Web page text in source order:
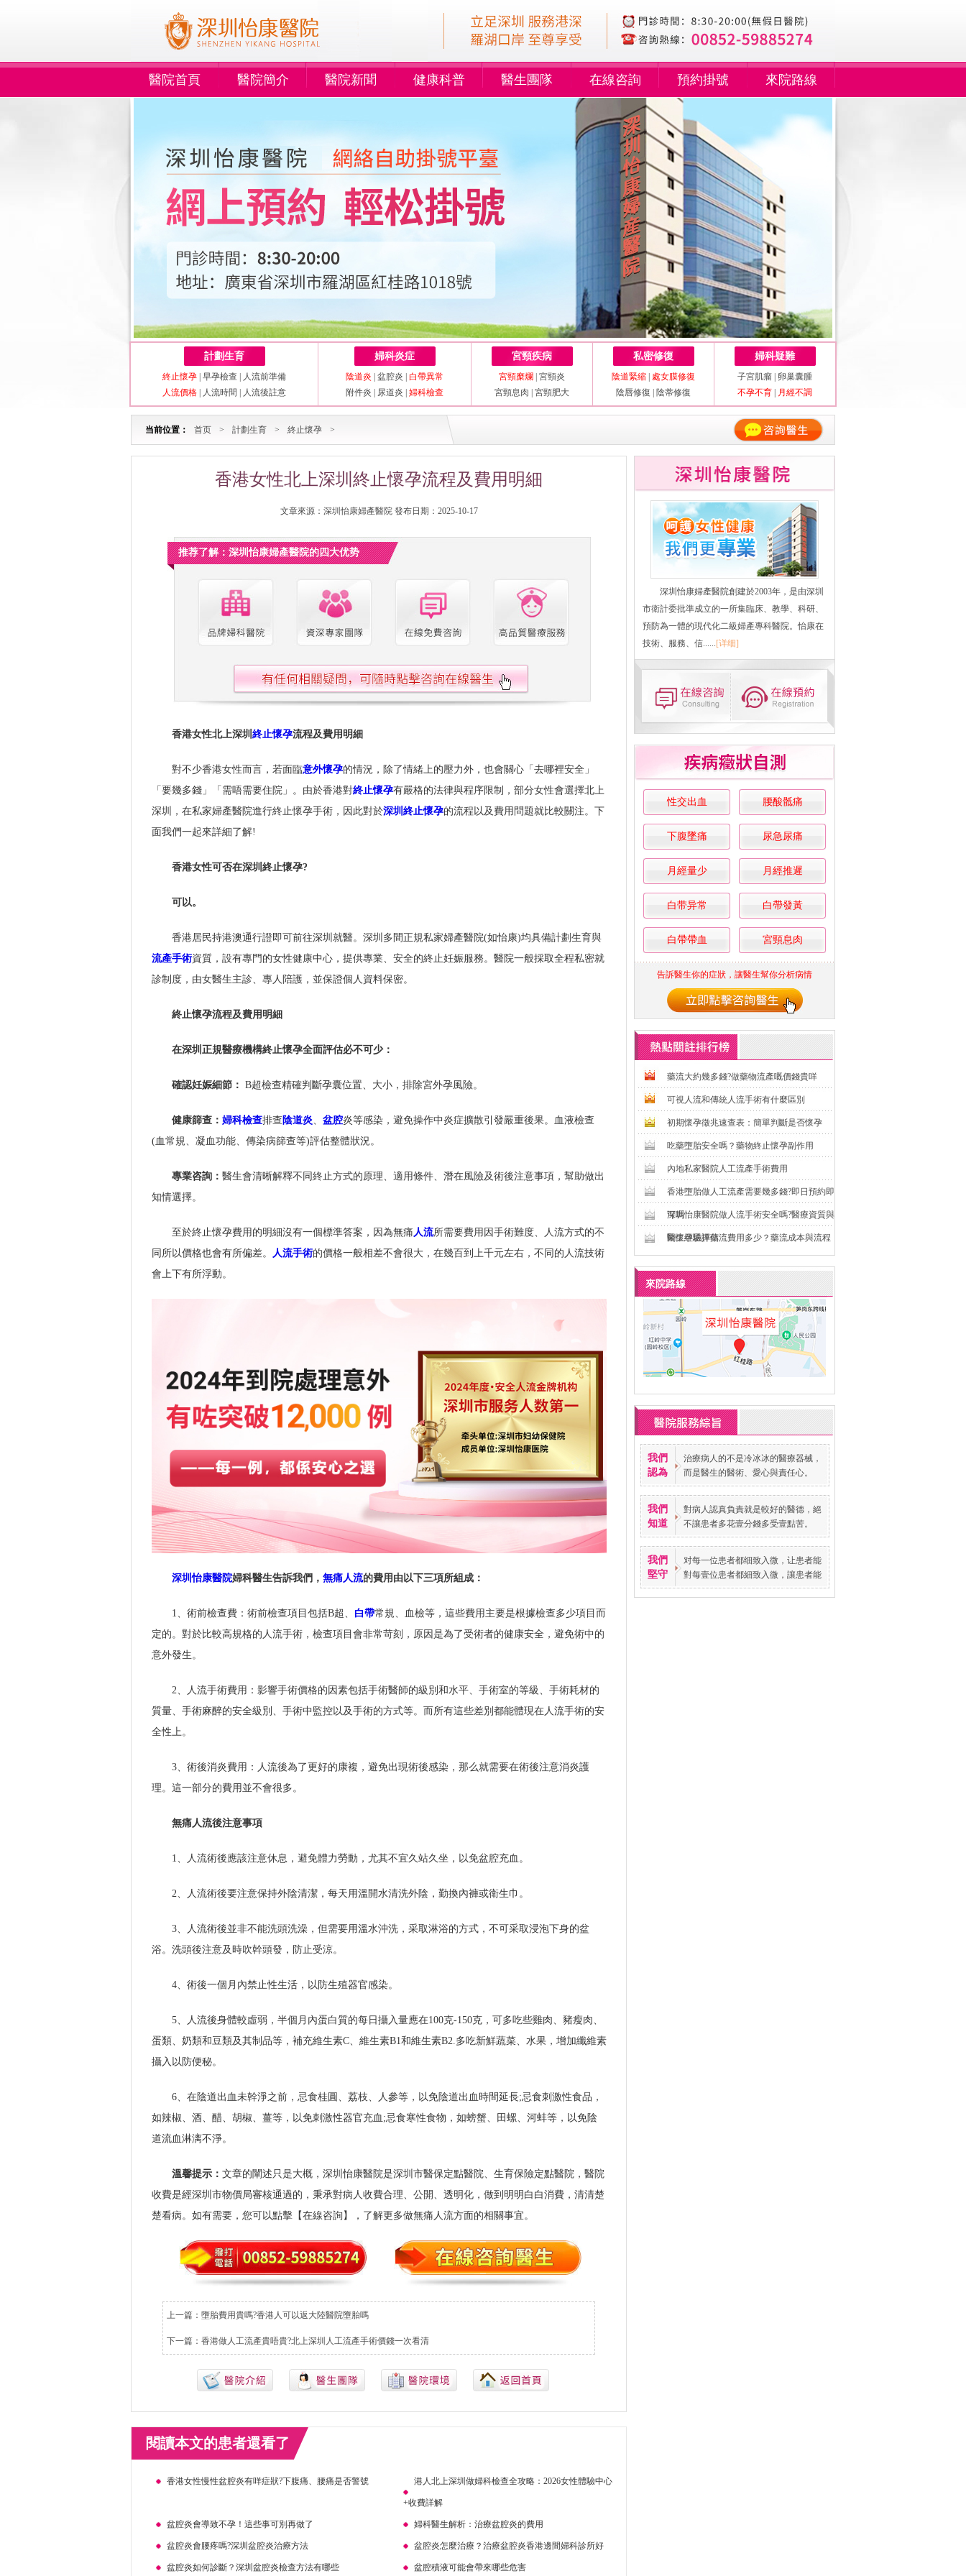
醫院首頁 醫院簡介 醫院新聞 健康科普 醫生團隊 在線咨詢 預約掛號 來院路線
計劃生育
終止懷孕 早孕檢查
人流前準備
人流價格
人流時間 人流後註意
婦科炎症
陰道炎 盆腔炎
白帶異常
附件炎
尿道炎 婦科檢查
宮頸疾病
宮頸糜爛
宮頸炎
宮頸息肉
宮頸肥大
私密修復
陰道緊縮
處女膜修復
陰唇修復
陰蒂修復
婦科疑難
子宮肌瘤
卵巢囊腫
不孕不育
月經不調
当前位置： 首页 > 計劃生育 > 終止懷孕 >
香港女性北上深圳終止懷孕流程及費用明細
文章來源：深圳怡康婦產醫院 發布日期：2025-10-17
推荐了解：深圳怡康婦產醫院的四大优势
香港女性北上深圳 終止懷孕流程及費用明細
對不少香港女性而言，若面臨意外懷孕的情況，除了情緒上的壓力外，也會關心「去哪裡安全」
「要幾多錢」「需唔需要住院」。由於香港對終止懷孕有嚴格的法律與程序限制，部分女性會選擇北上
深圳，在私家婦產醫院進行終止懷孕手術，因此對於深圳終止懷孕的流程以及費用問題就比較關注。下
面我們一起來詳細了解!
香港女性可否在深圳終止懷孕?
可以。
香港居民持港澳通行證即可前往深圳就醫。深圳多間正規私家婦產醫院(如怡康)均具備計劃生育與
流產手術資質，設有專門的女性健康中心，提供專業、安全的終止妊娠服務。醫院一般採取全程私密就
診制度，由女醫生主診、專人陪護，並保證個人資料保密。
終止懷孕流程及費用明細
在深圳正規醫療機構終止懷孕全面評估必不可少：
確認妊娠細節： B超檢查精確判斷孕囊位置、大小，排除宮外孕風險。
健康篩查： 婦科檢查排查 陰道炎、 盆腔炎等感染，避免操作中炎症擴散引發嚴重後果。血液檢查
(血常規、凝血功能、傳染病篩查等)評估整體狀況。
專業咨詢： 醫生會清晰解釋不同終止方式的原理、適用條件、潛在風險及術後注意事項，幫助做出
知情選擇。
至於終止懷孕費用的明細沒有一個標準答案，因為無痛 人流所需要費用因手術難度、人流方式的不
同所以價格也會有所偏差。
人流手術的價格一般相差不會很大，在幾百到上千元左右，不同的人流技術
會上下有所浮動。
深圳怡康醫院婦科醫生告訴我們， 無痛人流的費用由以下三項所組成：
1、術前檢查費：術前檢查項目包括B超、 白帶常規、血檢等，這些費用主要是根據檢查多少項目而
定的。對於比較高規格的人流手術，檢查項目會非常苛刻，原因是為了受術者的健康安全，避免術中的
意外發生。
2、人流手術費用：影響手術價格的因素包括手術醫師的級別和水平、手術室的等級、手術耗材的
質量、手術麻醉的安全級別、手術中監控以及手術的方式等。而所有這些差別都能體現在人流手術的安
全性上。
3、術後消炎費用：人流後為了更好的康複，避免出現術後感染，那么就需要在術後注意消炎護
理。這一部分的費用並不會很多。
無痛人流後注意事項
1、人流術後應該注意休息，避免體力勞動，尤其不宜久站久坐，以免盆腔充血。
2、人流術後要注意保持外陰清潔，每天用溫開水清洗外陰，勤換內褲或衛生巾。
3、人流術後並非不能洗頭洗澡，但需要用溫水沖洗，采取淋浴的方式，不可采取浸泡下身的盆
浴。洗頭後注意及時吹幹頭發，防止受涼。
4、術後一個月內禁止性生活，以防生殖器官感染。
5、人流後身體較虛弱，半個月內蛋白質的每日攝入量應在100克-150克，可多吃些雞肉、豬瘦肉、
蛋類、奶類和豆類及其制品等，補充維生素C、維生素B1和維生素B2.多吃新鮮蔬菜、水果，增加纖維素
攝入以防便秘。
6、在陰道出血未幹淨之前，忌食桂圓、荔枝、人參等，以免陰道出血時間延長;忌食刺激性食品，
如辣椒、酒、醋、胡椒、薑等，以免刺激性器官充血;忌食寒性食物，如螃蟹、田螺、河蚌等，以免陰
道流血淋漓不淨。
溫馨提示： 文章的闡述只是大概，深圳怡康醫院是深圳市醫保定點醫院、生育保險定點醫院，醫院
收費是經深圳市物價局審核通過的，秉承對病人收費合理、公開、透明化，做到明明白白消費，清清楚
楚看病。如有需要，您可以點擊【在線咨詢】，了解更多做無痛人流方面的相關事宜。
上一篇： 墮胎費用貴嗎?香港人可以返大陸醫院墮胎嗎
下一篇： 香港做人工流產貴唔貴?北上深圳人工流產手術價錢一次看清
閱讀本文的患者還看了
香港女性慢性盆腔炎有咩症狀?下腹痛、腰痛是否警號 港人北上深圳做婦科檢查全攻略：2026女性體驗中心
+收費詳解
盆腔炎會導致不孕！這些事可別再做了 婦科醫生解析：治療盆腔炎的費用
盆腔炎會腰疼嗎?深圳盆腔炎治療方法 盆腔炎怎麼治療？治療盆腔炎香港邊間婦科診所好
盆腔炎如何診斷？深圳盆腔炎檢查方法有哪些 盆腔積液可能會帶來哪些危害
深圳怡康婦產醫院創建於2003年，是由深圳
市衛計委批準成立的一所集臨床、教學、科研、
預防為一體的現代化二級婦產專科醫院。怡康在
技術、服務、信...... [详细]
性交出血 腰酸骶痛
下腹墜痛 尿急尿痛
月經量少 月經推遲
白带异常 白帶發黃
白帶帶血 宮頸息肉
告訴醫生你的症狀，讓醫生幫你分析病情
藥流大約幾多錢?做藥物流產嘅價錢貴咩
可視人流和傳統人流手術有什麼區別
初期懷孕徵兆速查表：簡單判斷是否懷孕
吃藥墮胎安全嗎？藥物終止懷孕副作用
內地私家醫院人工流產手術費用
香港墮胎做人工流產需要幾多錢?即日預約即
可嗎
深圳怡康醫院做人流手術安全嗎?醫療資質與
醫生經驗評估
剛懷孕選擇藥流費用多少？藥流成本與流程
來院路線
我們
認為
治療病人的不是冷冰冰的醫療器械，
而是醫生的醫術、愛心與責任心。
我們
知道
對病人認真負責就是較好的醫德，絕
不讓患者多花壹分錢多受壹點苦。
我們
堅守
对每一位患者都细致入微，让患者能
對每壹位患者都細致入微，讓患者能